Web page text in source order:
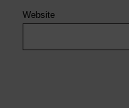
Website